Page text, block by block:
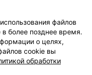
relax.by
cookie
данных
файлов
в более позднее время.
о целях,
cookie вы
обработки